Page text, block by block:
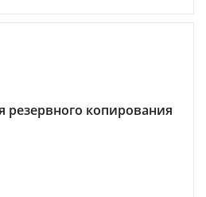
резервного копирования